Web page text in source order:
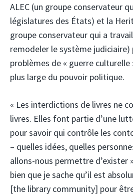
ALEC (un groupe conservateur
législatures des États) et la
groupe conservateur qui a
remodeler le système judiciaire)
problèmes de « guerre
plus large du pouvoir politique.
« Les interdictions de livres ne
livres. Elles font partie d’une
pour savoir qui contrôle les
– quelles idées, quelles
allons-nous permettre d’exister
bien que je sache qu’il est
[the library community] pour